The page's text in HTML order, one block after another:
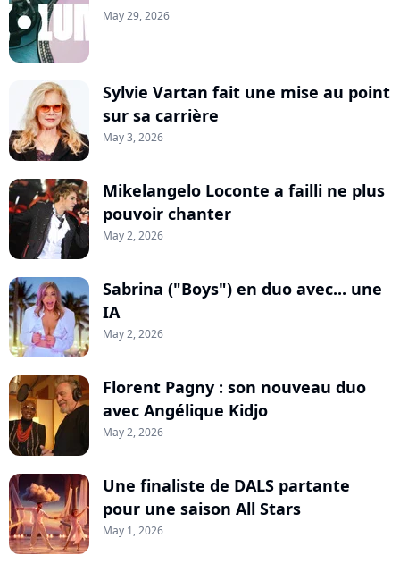
May 29, 2026
Sylvie Vartan fait une mise au point
sur sa carrière
May 3, 2026
Mikelangelo Loconte a failli ne plus
pouvoir chanter
May 2, 2026
Sabrina ("Boys") en duo avec... une
IA
May 2, 2026
Florent Pagny : son nouveau duo
avec Angélique Kidjo
May 2, 2026
Une finaliste de DALS partante
pour une saison All Stars
May 1, 2026